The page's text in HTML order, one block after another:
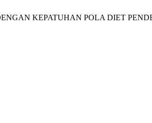
KEPATUHAN POLA DIET